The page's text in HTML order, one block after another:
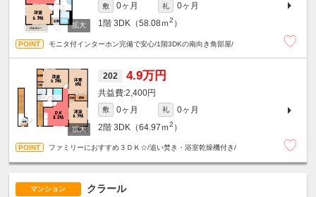
敷 0ヶ月 礼
0ヶ月
1階 3DK（58.08ｍ2 ）
モニタ付インターホン完備で安心/1階3DKの南向き角部屋/
202 4.9万円
2,400円
敷 0ヶ月 礼
0ヶ月
2階 3DK（64.97ｍ2 ）
ファミリーにおすすめ３ＤＫ☆/追い焚き・浴室乾燥機付き/
マンション クラール